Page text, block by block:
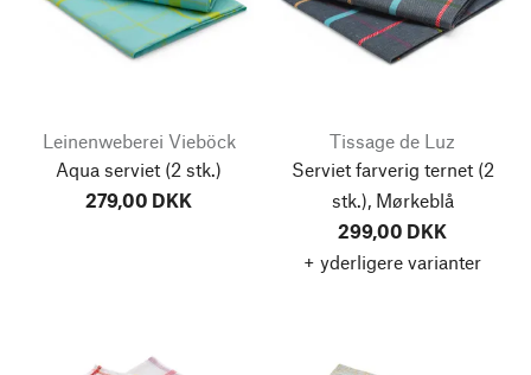
Leinenweberei Vieböck
Aqua serviet (2 stk.)
279,00 DKK
Tissage de Luz
Serviet farverig ternet (2
stk.), Mørkeblå
299,00 DKK
+ yderligere varianter